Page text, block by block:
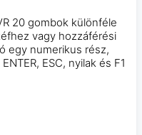
20 gombok különféle
vagy hozzáférési
egy numerikus rész,
ESC, nyilak és F1